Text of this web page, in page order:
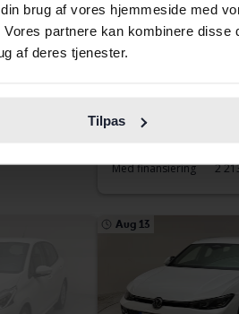
brug af vores hjemmeside med
partnere kan kombinere disse
af deres tjenester.
Tilpas
Benzin
40 TFSI Quattro 190hk
2020
88 320 kilometer
1
Køb direkte
Med finansiering
2
Aug 13